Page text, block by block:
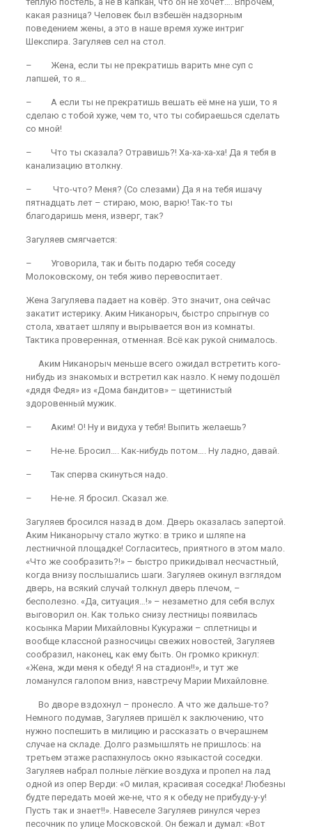
какая разница? Человек был взбешён надзорным
поведением жены, а это в наше время хуже интриг
Шекспира. Загуляев сел на стол.
– Жена, если ты не прекратишь варить мне суп с
лапшей, то я…
– А если ты не прекратишь вешать её мне на уши, то я
сделаю с тобой хуже, чем то, что ты собираешься сделать
со мной!
– Что ты сказала? Отравишь?! Ха-ха-ха-ха! Да я тебя в
канализацию втолкну.
– Что-что? Меня? (Со слезами) Да я на тебя ишачу
пятнадцать лет – стираю, мою, варю! Так-то ты
благодаришь меня, изверг, так?
Загуляев смягчается:
– Уговорила, так и быть подарю тебя соседу
Молоковскому, он тебя живо перевоспитает.
Жена Загуляева падает на ковёр. Это значит, она сейчас
закатит истерику. Аким Никанорыч, быстро спрыгнув со
стола, хватает шляпу и вырывается вон из комнаты.
Тактика проверенная, отменная. Всё как рукой снималось.
Аким Никанорыч меньше всего ожидал встретить кого-
нибудь из знакомых и встретил как назло. К нему подошёл
«дядя Федя» из «Дома бандитов» – щетинистый
здоровенный мужик.
– Аким! О! Ну и видуха у тебя! Выпить желаешь?
– Не-не. Бросил…. Как-нибудь потом…. Ну ладно, давай.
– Так сперва скинуться надо.
– Не-не. Я бросил. Сказал же.
Загуляев бросился назад в дом. Дверь оказалась запертой.
Аким Никанорычу стало жутко: в трико и шляпе на
лестничной площадке! Согласитесь, приятного в этом мало.
«Что же сообразить?!» – быстро прикидывал несчастный,
когда внизу послышались шаги. Загуляев окинул взглядом
дверь, на всякий случай толкнул дверь плечом, –
бесполезно. «Да, ситуация…!» – незаметно для себя вслух
выговорил он. Как только снизу лестницы появилась
косынка Марии Михайловны Кукуражи – сплетницы и
вообще классной разносчицы свежих новостей, Загуляев
сообразил, наконец, как ему быть. Он громко крикнул:
«Жена, жди меня к обеду! Я на стадион!!», и тут же
ломанулся галопом вниз, навстречу Марии Михайловне.
Во дворе вздохнул – пронесло. А что же дальше-то?
Немного подумав, Загуляев пришёл к заключению, что
нужно поспешить в милицию и рассказать о вчерашнем
случае на складе. Долго размышлять не пришлось: на
третьем этаже распахнулось окно языкастой соседки.
Загуляев набрал полные лёгкие воздуха и пропел на лад
одной из опер Верди: «О милая, красивая соседка! Любезны
будте передать моей же-не, что я к обеду не прибуду-у-у!
Пусть так и знает!!». Навеселе Загуляев ринулся через
песочник по улице Московской. Он бежал и думал: «Вот